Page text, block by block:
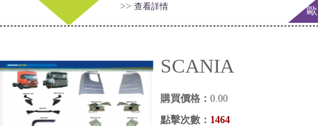
>> 查看詳情
SCANIA
購買價格： 0.00
點擊次數： 1464